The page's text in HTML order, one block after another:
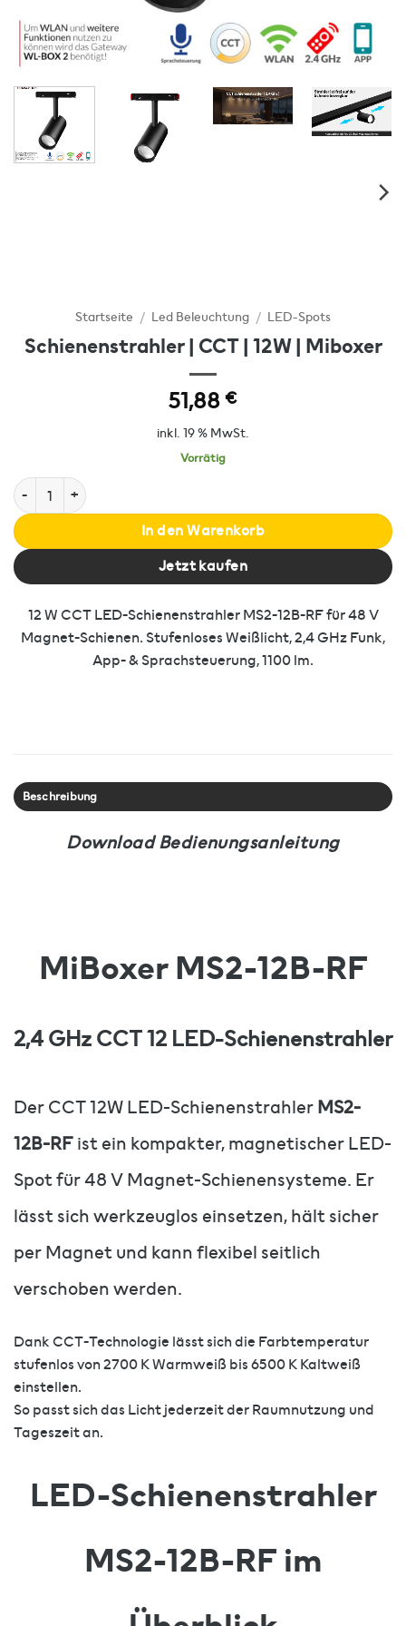
Startseite / Led Beleuchtung / LED-Spots
Schienenstrahler | CCT | 12W | Miboxer
51,88 €
inkl. 19 % MwSt.
Vorrätig
Schienenstrahler | CCT | 12W | Miboxer Menge
In den Warenkorb
Jetzt kaufen
12 W CCT LED-Schienenstrahler MS2-12B-RF für 48 V
Magnet-Schienen. Stufenloses Weißlicht, 2,4 GHz Funk,
App- & Sprachsteuerung, 1100 lm.
Beschreibung
Download Bedienungsanleitung
MiBoxer MS2-12B-RF
2,4 GHz CCT 12 LED-Schienenstrahler
Der CCT 12W LED-SchienenstrahlerMS2-
12B-RFist ein kompakter, magnetischer LED-
Spot für 48 V Magnet-Schienensysteme. Er
lässt sich werkzeuglos einsetzen, hält sicher
per Magnet und kann flexibel seitlich
verschoben werden.
Dank CCT-Technologie lässt sich die Farbtemperatur
stufenlos von 2700 K Warmweiß bis 6500 K Kaltweiß
einstellen.
So passt sich das Licht jederzeit der Raumnutzung und
Tageszeit an.
LED-Schienenstrahler
MS2-12B-RF im